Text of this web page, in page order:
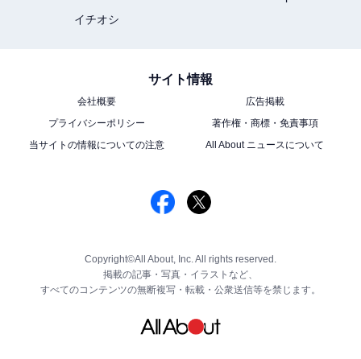
イチオシ
サイト情報
会社概要
広告掲載
プライバシーポリシー
著作権・商標・免責事項
当サイトの情報についての注意
All About ニュースについて
Copyright©All About, Inc. All rights reserved.
掲載の記事・写真・イラストなど、
すべてのコンテンツの無断複写・転載・公衆送信等を禁じます。